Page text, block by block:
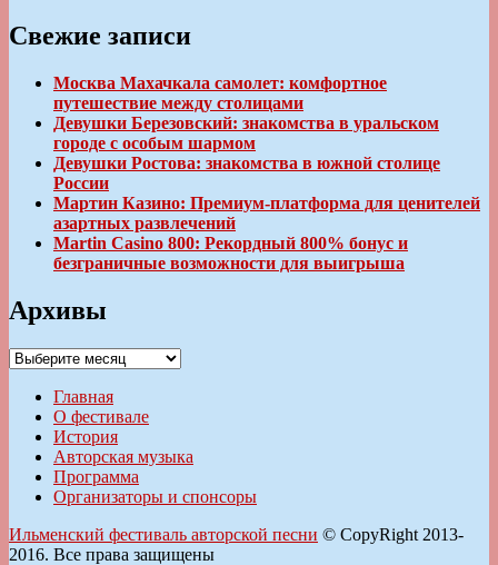
Свежие записи
Москва Махачкала самолет: комфортное
путешествие между столицами
Девушки Березовский: знакомства в уральском
городе с особым шармом
Девушки Ростова: знакомства в южной столице
России
Мартин Казино: Премиум-платформа для ценителей
азартных развлечений
Martin Casino 800: Рекордный 800% бонус и
безграничные возможности для выигрыша
Архивы
Архивы
Главная
О фестивале
История
Авторская музыка
Программа
Организаторы и спонсоры
Ильменский фестиваль авторской песни © CopyRight 2013-
2016. Все права защищены